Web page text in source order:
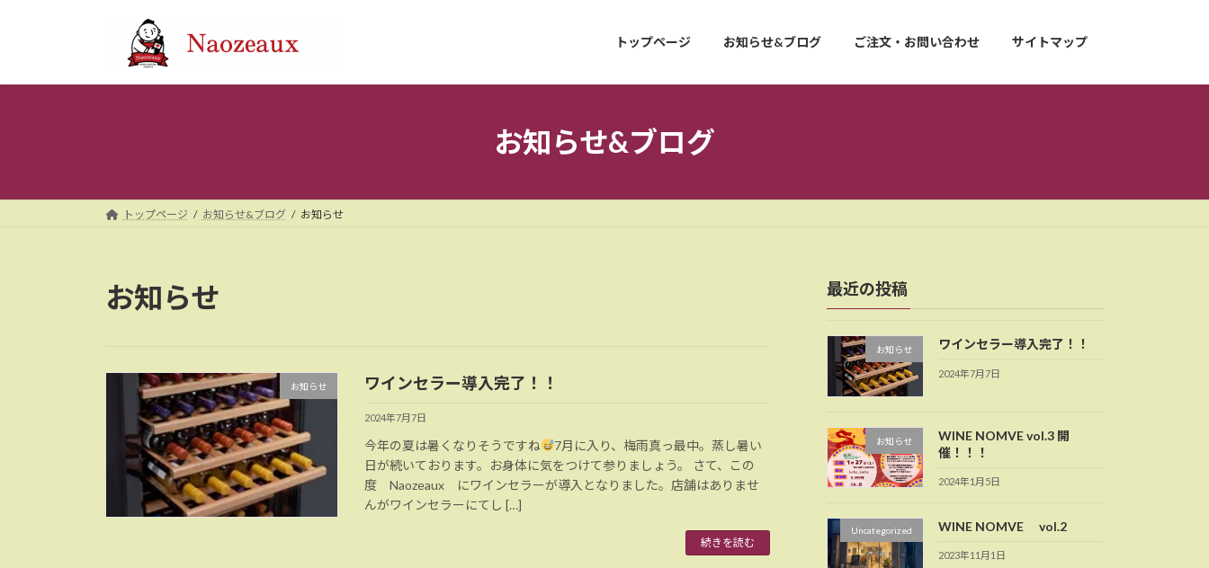
プ
動
トップページ お知らせ&ブログ ご注文・お問い合わせ サイトマップ
お知らせ&ブログ
トップページ お知らせ&ブログ お知らせ
お知らせ
お知らせ ワインセラー導入完了！！
2024年7月7日
今年の夏は暑くなりそうですね
7月に入り、梅雨真っ最中。蒸し暑い
日が続いております。お身体に気をつけて参りましょう。 さて、この
度 Naozeaux にワインセラーが導入となりました。店舗はありませ
んがワインセラーにてし […]
続きを読む
最近の投稿
お知らせ ワインセラー導入完了！！
2024年7月7日
お知らせ
WINE NOMVE vol.3 開
催！！！
2024年1月5日
Uncategorized WINE NOMVE vol.2
2023年11月1日